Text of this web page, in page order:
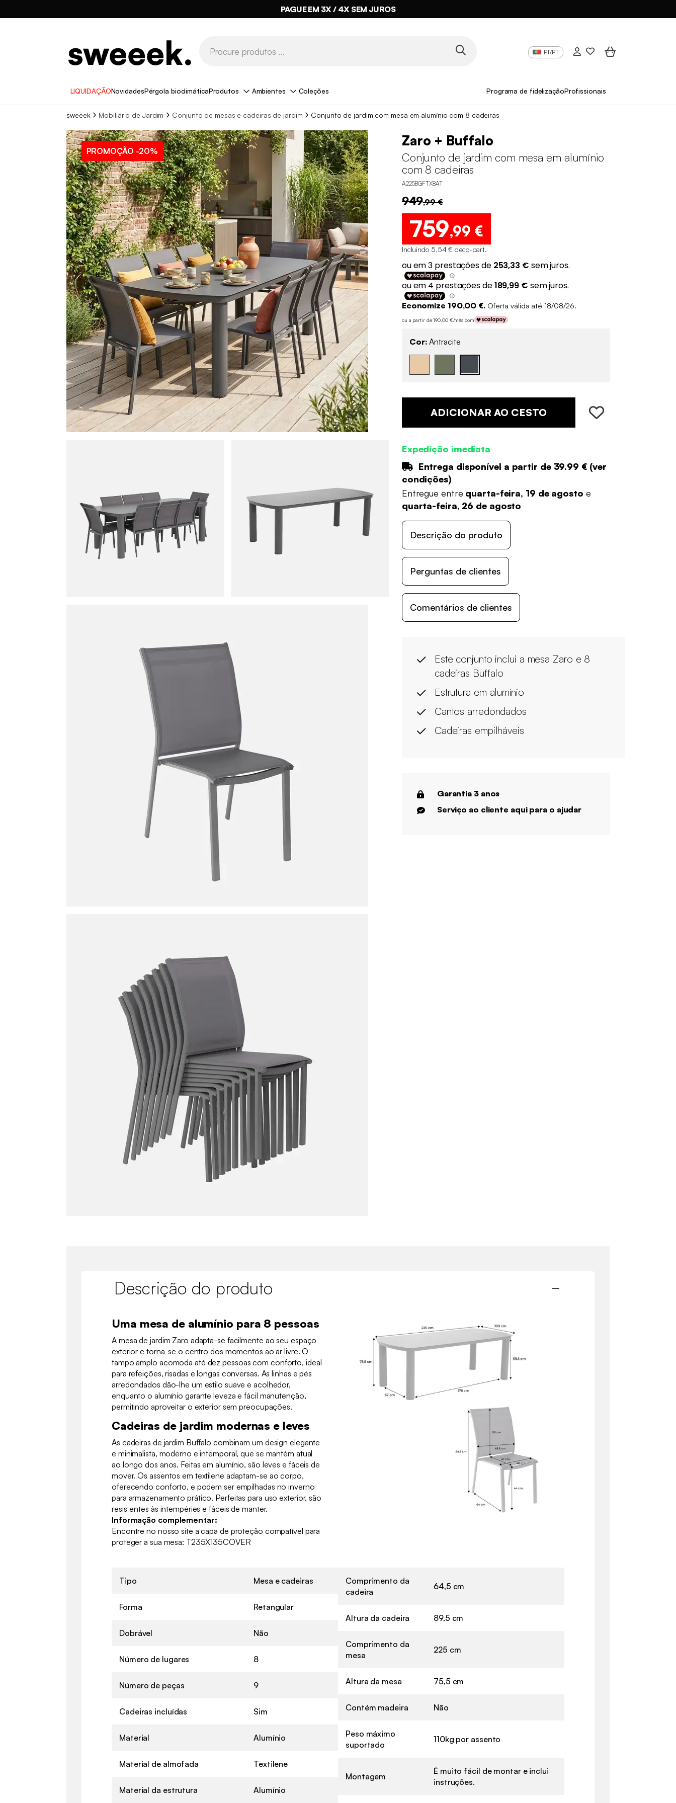
PAGUE EM 3X / 4X SEM JUROS
PT/PT
LIQUIDAÇÃONovidadesPérgola bioclimáticaProdutos Ambientes Coleções Programa de fidelizaçãoProfissionais
sweeek Mobiliário de Jardim Conjunto de mesas e cadeiras de jardim Conjunto de jardim com mesa em alumínio com 8 cadeiras
PROMOÇÃO -20%
Zaro + Buffalo
Conjunto de jardim com mesa em alumínio
com 8 cadeiras
A225BGFTX8AT
949,99 €
759,99 €
Incluindo 5,54 € d'éco-part.
Economize 190,00 €. Oferta válida até 18/08/26.
ou a partir de 190,00 €/mês com
Cor: Antracite
ADICIONAR AO CESTO
Expedição imediata
Entrega disponível a partir de 39.99 €(ver
condições)
Entregue entre quarta-feira, 19 de agosto e
quarta-feira, 26 de agosto
Descrição do produto
Perguntas de clientes
Comentários de clientes
Este conjunto inclui a mesa Zaro e 8
cadeiras Buffalo
Estrutura em alumínio
Cantos arredondados
Cadeiras empilháveis
Garantia 3 anos
Serviço ao cliente aqui para o ajudar
Descrição do produto
Uma mesa de alumínio para 8 pessoas
A mesa de jardim Zaro adapta-se facilmente ao seu espaço
exterior e torna-se o centro dos momentos ao ar livre. O
tampo amplo acomoda até dez pessoas com conforto, ideal
para refeições, risadas e longas conversas. As linhas e pés
arredondados dão-lhe um estilo suave e acolhedor,
enquanto o alumínio garante leveza e fácil manutenção,
permitindo aproveitar o exterior sem preocupações.
Cadeiras de jardim modernas e leves
As cadeiras de jardim Buffalo combinam um design elegante
e minimalista, moderno e intemporal, que se mantém atual
ao longo dos anos. Feitas em alumínio, são leves e fáceis de
mover. Os assentos em textilene adaptam-se ao corpo,
oferecendo conforto, e podem ser empilhadas no inverno
para armazenamento prático. Perfeitas para uso exterior, são
resistentes às intempéries e fáceis de manter.
Informação complementar:
Encontre no nosso site a capa de proteção compatível para
proteger a sua mesa: T235X135COVER
Tipo Mesa e cadeiras
Forma Retangular
Dobrável Não
Número de lugares 8
Número de peças 9
Cadeiras incluídas Sim
Material Alumínio
Material de almofada Textilene
Material da estrutura Alumínio
Comprimento da
cadeira
64,5 cm
Altura da cadeira 89,5 cm
Comprimento da
mesa
225 cm
Altura da mesa 75,5 cm
Contém madeira Não
Peso máximo
suportado
110kg por assento
Montagem
É muito fácil de montar e inclui
instruções.